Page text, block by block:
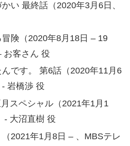
い 最終話（2020年3月6日、
険（2020年8月18日 – 19
お客さん 役
です。 第6話（2020年11月6
岩橋渉 役
スペシャル（2021年1月1
‐ 大沼直樹 役
2021年1月8日 – 、MBSテレ